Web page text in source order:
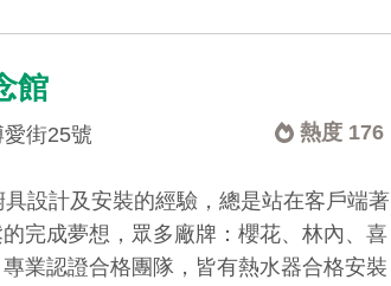
館
熱度 176
街25號
設計及安裝的經驗，總是站在客戶端著
完成夢想，眾多廠牌：櫻花、林內、喜
業認證合格團隊，皆有熱水器合格安裝